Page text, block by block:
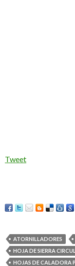
Tweet
ATORNILLADORES
HOJA DE SIERRA
HOJAS DE CALADORA